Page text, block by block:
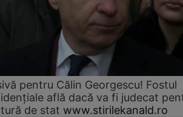
pentru Călin Georgescu! Fostul
află dacă va fi judecat
de stat www.stirilekanald.ro